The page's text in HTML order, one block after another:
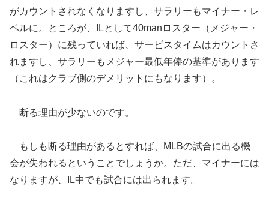
がカウントされなくなりますし、サラリーもマイナー・レ
ベルに。ところが、ILとして40manロスター（メジャー・
ロスター）に残っていれば、サービスタイムはカウントさ
れますし、サラリーもメジャー最低年俸の基準があります
（これはクラブ側のデメリットにもなります）。
断る理由が少ないのです。
もしも断る理由があるとすれば、MLBの試合に出る機
会が失われるということでしょうか。ただ、マイナーには
なりますが、IL中でも試合には出られます。